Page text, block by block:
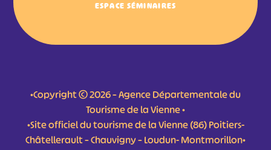
ESPACE SÉMINAIRES
•Copyright © 2026 – Agence Départementale du
Tourisme de la Vienne •
•Site officiel du tourisme de la Vienne (86) Poitiers-
Châtellerault – Chauvigny – Loudun- Montmorillon•